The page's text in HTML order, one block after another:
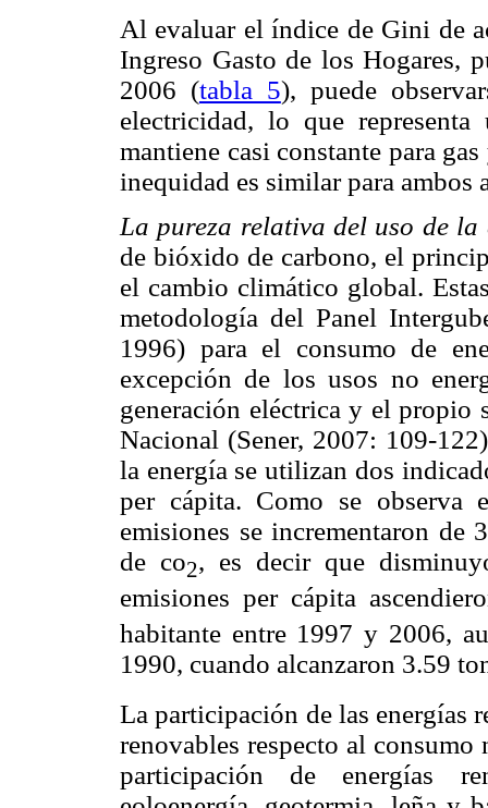
Al evaluar el índice de Gini de
Ingreso Gasto de los Hogares,
2006 (tabla 5), puede
electricidad, lo que
mantiene casi constante para
inequidad es similar para ambos
La pureza relativa del uso de la
de bióxido de carbono, el
el cambio climático global.
metodología del Panel
1996) para el consumo de
excepción de los usos no
generación eléctrica y el propio
Nacional (Sener, 2007: 109-
la energía se utilizan dos
per cápita. Como se
emisiones se incrementaron de
de co2, es decir que
emisiones per cápita
habitante entre 1997 y 2006,
1990, cuando alcanzaron 3.59
La participación de las energías
renovables respecto al
participación de energías